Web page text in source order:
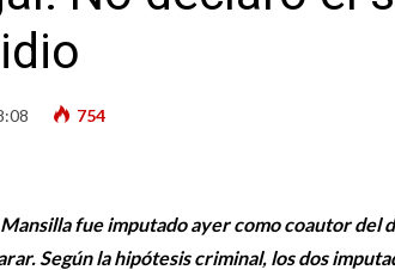
754
fue imputado ayer como coautor del
Según la hipótesis criminal, los dos